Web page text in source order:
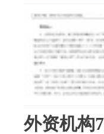
外资机构